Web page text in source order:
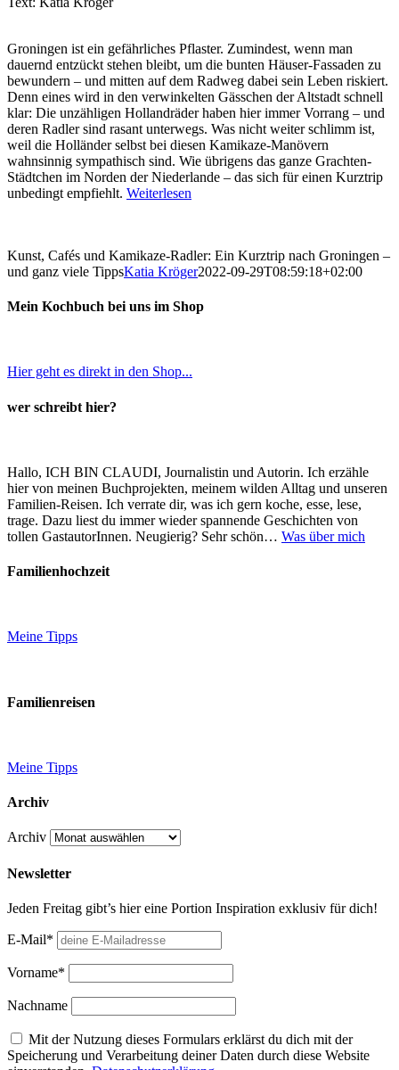
Groningen ist ein gefährliches Pflaster. Zumindest, wenn man
dauernd entzückt stehen bleibt, um die bunten Häuser-Fassaden zu
bewundern – und mitten auf dem Radweg dabei sein Leben riskiert.
Denn eines wird in den verwinkelten Gässchen der Altstadt schnell
klar: Die unzähligen Hollandräder haben hier immer Vorrang – und
deren Radler sind rasant unterwegs. Was nicht weiter schlimm ist,
weil die Holländer selbst bei diesen Kamikaze-Manövern
wahnsinnig sympathisch sind. Wie übrigens das ganze Grachten-
Städtchen im Norden der Niederlande – das sich für einen Kurztrip
unbedingt empfiehlt. Weiterlesen
Kunst, Cafés und Kamikaze-Radler: Ein Kurztrip nach Groningen –
und ganz viele TippsKatia Kröger2022-09-29T08:59:18+02:00
Mein Kochbuch bei uns im Shop
Hier geht es direkt in den Shop...
wer schreibt hier?
Hallo, ICH BIN CLAUDI, Journalistin und Autorin. Ich erzähle
hier von meinen Buchprojekten, meinem wilden Alltag und unseren
Familien-Reisen. Ich verrate dir, was ich gern koche, esse, lese,
trage. Dazu liest du immer wieder spannende Geschichten von
tollen GastautorInnen. Neugierig? Sehr schön… Was über mich
Familienhochzeit
Meine Tipps
Familienreisen
Meine Tipps
Archiv
Archiv
Newsletter
Jeden Freitag gibt’s hier eine Portion Inspiration exklusiv für dich!
E-Mail*
Vorname*
Nachname
Mit der Nutzung dieses Formulars erklärst du dich mit der
Speicherung und Verarbeitung deiner Daten durch diese Website